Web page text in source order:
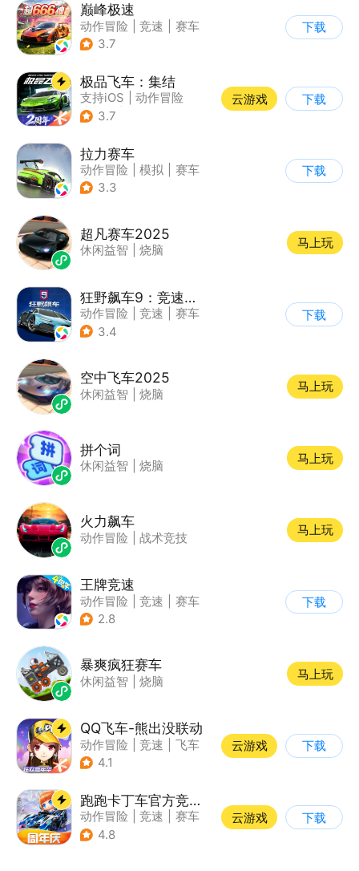
巅峰极速
动作冒险 竞速
赛车
| 漂移
3.7
下载
极品飞车：集结
支持iOS
动作冒险
| 竞速
3.7
云游戏 下载
拉力赛车
动作冒险 模拟
赛车
| 漂移
3.3
下载
超凡赛车2025
休闲益智 烧脑
马上玩
狂野飙车9：竞速传奇
动作冒险 竞速
赛车
| 狂野飙车
3.4
下载
空中飞车2025
休闲益智 烧脑
马上玩
拼个词
休闲益智 烧脑
马上玩
火力飙车
动作冒险 战术竞技
马上玩
王牌竞速
动作冒险 竞速
赛车
| 漂移
2.8
下载
暴爽疯狂赛车
休闲益智 烧脑
马上玩
QQ飞车-熊出没联动
动作冒险 竞速
飞车
| 漂移
4.1
云游戏 下载
跑跑卡丁车官方竞速版
动作冒险 竞速
赛车
| 跑跑卡丁车
4.8
云游戏 下载